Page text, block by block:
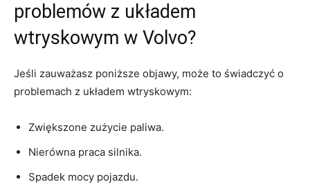
problemów z układem
wtryskowym w ‌Volvo?
Jeśli zauważasz poniższe ‌objawy, może to​ świadczyć o⁣
problemach z układem wtryskowym:
Zwiększone ‍zużycie paliwa.
Nierówna praca silnika.
Spadek mocy pojazdu.